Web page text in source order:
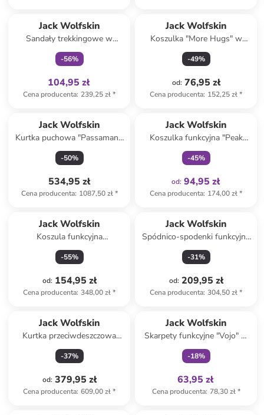
Jack Wolfskin
Sandały trekkingowe w
kolorze turkusowo-
granatowym
-56%
104,95 zł
Cena producenta: 239,25 zł*
Jack Wolfskin
Koszulka "More Hugs" w
kolorze granatowym
-49%
od: 76,95 zł
Cena producenta: 152,25 zł*
Jack Wolfskin
Kurtka puchowa "Passamani"
w kolorze granatowym
-50%
534,95 zł
Cena producenta: 1087,50 zł*
Jack Wolfskin
Koszulka funkcyjna "Peak
Graphic" w kolorze czarnym
-45%
od: 94,95 zł
Cena producenta: 174,00 zł*
Jack Wolfskin
Koszula funkcyjna
"Wanderweg" w kolorze
pomarańczowym
-55%
od: 154,95 zł
Cena producenta: 348,00 zł*
Jack Wolfskin
Spódnico-spodenki funkcyjne
w kolorze różowym
-31%
od: 209,95 zł
Cena producenta: 304,50 zł*
Jack Wolfskin
Kurtka przeciwdeszczowa
"Wildbound" w kolorze
beżowym
-37%
od: 379,95 zł
Cena producenta: 609,00 zł*
Jack Wolfskin
Skarpety funkcyjne "Vojo" w
kolorze czarno-szarym
-18%
63,95 zł
Cena producenta: 78,30 zł*